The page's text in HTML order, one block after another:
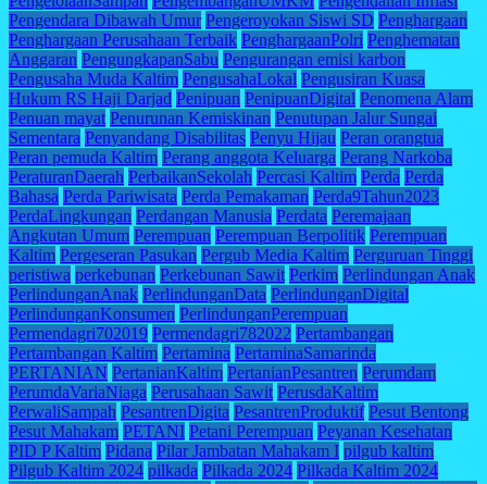
Pengendara Dibawah Umur Pengeroyokan Siswi SD Penghargaan
Penghargaan Perusahaan Terbaik PenghargaanPolri Penghematan
Anggaran PengungkapanSabu Pengurangan emisi karbon
Pengusaha Muda Kaltim PengusahaLokal Pengusiran Kuasa
Hukum RS Haji Darjad Penipuan PenipuanDigital Penomena Alam
Penuan mayat Penurunan Kemiskinan Penutupan Jalur Sungai
Sementara Penyandang Disabilitas Penyu Hijau Peran orangtua
Peran pemuda Kaltim Perang anggota Keluarga Perang Narkoba
PeraturanDaerah PerbaikanSekolah Percasi Kaltim Perda Perda
Bahasa Perda Pariwisata Perda Pemakaman Perda9Tahun2023
PerdaLingkungan Perdangan Manusia Perdata Peremajaan
Angkutan Umum Perempuan Perempuan Berpolitik Perempuan
Kaltim Pergeseran Pasukan Pergub Media Kaltim Perguruan Tinggi
peristiwa perkebunan Perkebunan Sawit Perkim Perlindungan Anak
PerlindunganAnak PerlindunganData PerlindunganDigital
PerlindunganKonsumen PerlindunganPerempuan
Permendagri702019 Permendagri782022 Pertambangan
Pertambangan Kaltim Pertamina PertaminaSamarinda
PERTANIAN PertanianKaltim PertanianPesantren Perumdam
PerumdaVariaNiaga Perusahaan Sawit PerusdaKaltim
PerwaliSampah PesantrenDigita PesantrenProduktif Pesut Bentong
Pesut Mahakam PETANI Petani Perempuan Peyanan Kesehatan
PID P Kaltim Pidana Pilar Jambatan Mahakam I pilgub kaltim
Pilgub Kaltim 2024 pilkada Pilkada 2024 Pilkada Kaltim 2024